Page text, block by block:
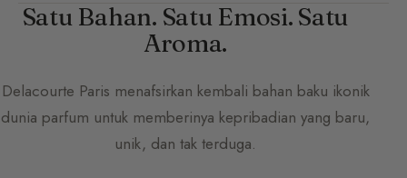
Satu Bahan. Satu Emosi. Satu
Aroma.
Delacourte Paris menafsirkan kembali bahan baku ikonik
dunia parfum untuk memberinya kepribadian yang baru,
unik, dan tak terduga.